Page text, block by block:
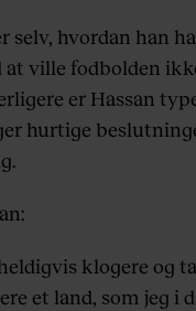
selv, hvordan han
ville fodbolden
er Hassan
hurtige
klogere og
et land, som jeg i